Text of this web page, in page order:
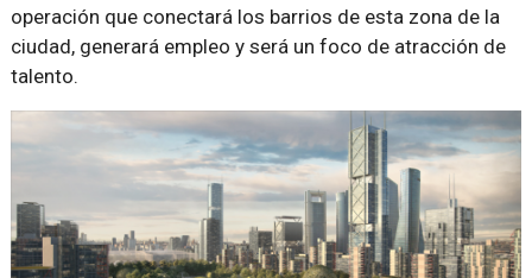
operación que conectará los barrios de esta zona de la
ciudad, generará empleo y será un foco de atracción de
talento.